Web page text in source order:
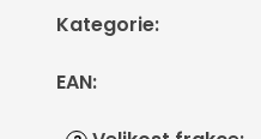
Kategorie:
EAN: